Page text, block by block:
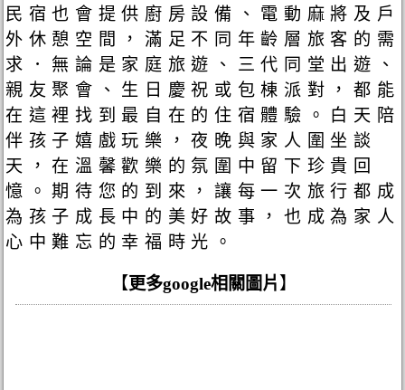
民宿也會提供廚房設備、電動麻將及戶
外休憩空間，滿足不同年齡層旅客的需
求．無論是家庭旅遊、三代同堂出遊、
親友聚會、生日慶祝或包棟派對，都能
在這裡找到最自在的住宿體驗。白天陪
伴孩子嬉戲玩樂，夜晚與家人圍坐談
天，在溫馨歡樂的氛圍中留下珍貴回
憶。期待您的到來，讓每一次旅行都成
為孩子成長中的美好故事，也成為家人
心中難忘的幸福時光。
【 更多google相關圖片 】